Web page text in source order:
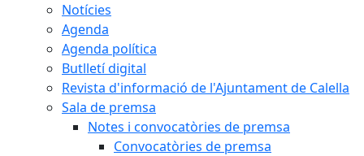
Notícies
Agenda
Agenda política
Butlletí digital
Revista d'informació de l'Ajuntament de Calella
Sala de premsa
Notes i convocatòries de premsa
Convocatòries de premsa